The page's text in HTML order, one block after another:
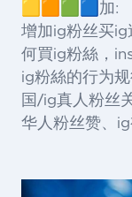
🟨🟧🟩🟦加:
增加ig粉丝买ig
何買ig粉絲，
ig粉絲的行为
国/ig真人粉丝
华人粉丝赞、